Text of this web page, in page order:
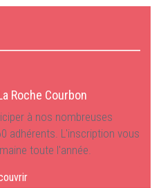
Roche Courbon
à nos nombreuses
adhérents. L'inscription vous
toute l'année.